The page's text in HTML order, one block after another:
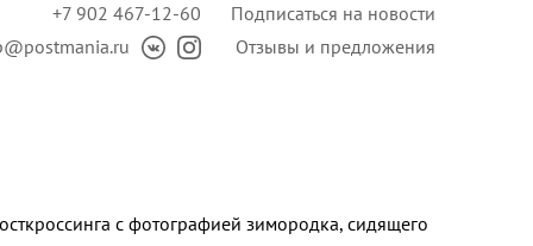
Подписаться на новости
Отзывы и предложения
+7 902 467-12-60
c фотографией зимородка, сидящего